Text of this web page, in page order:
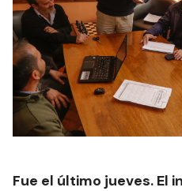
Fue el último jueves. El